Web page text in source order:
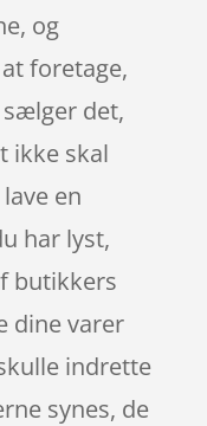
og
foretage,
det,
ikke skal
en
har lyst,
butikkers
dine varer
indrette
synes, de